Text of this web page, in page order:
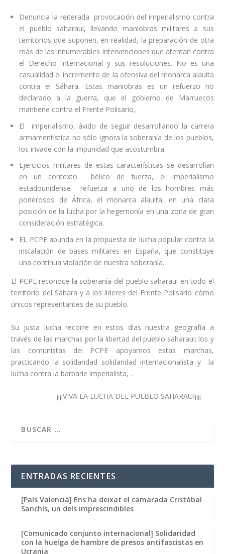
Denuncia la reiterada provocación del imperialismo contra
el pueblo saharaui, llevando maniobras militares a sus
territorios que suponen, en realidad, la preparación de otra
más de las innumerables intervenciones que atentan contra
el Derecho Internacional y sus resoluciones. No es una
casualidad el incremento de la ofensiva del monarca alauita
contra el Sáhara. Estas maniobras es un refuerzo no
declarado a la guerra, que el gobierno de Marruecos
mantiene contra el Frente Polisario,
El imperialismo, ávido de seguir desarrollando la carrera
armamentística no sólo ignora la soberanía de los pueblos,
los invade con la impunidad que acostumbra.
Ejercicios militares de estas características se desarrollan
en un contexto bélico de fuerza, el imperialismo
estadounidense refuerza a uno de los hombres más
poderosos de África, el monarca alauita, en una clara
posición de la lucha por la hegemonía en una zona de gran
consideración estratégica.
EL PCPE abunda en la propuesta de lucha popular contra la
instalación de bases militares en España, que constituye
una continua violación de nuestra soberanía.
El PCPE reconoce la soberanía del pueblo saharaui en todo el
territorio del Sáhara y a los líderes del Frente Polisario cómo
únicos representantes de su pueblo.
Su justa lucha recorre en estos días nuestra geografía a
través de las marchas por la libertad del pueblo saharaui; los y
las comunistas del PCPE apoyamos estas marchas,
practicando la solidaridad solidaridad internacionalista y la
lucha contra la barbarie imperialista, .
¡¡¡¡VIVA LA LUCHA DEL PUEBLO SAHARAUI¡¡¡¡
ENTRADAS RECIENTES
[País Valencià] Ens ha deixat el camarada Cristóbal
Sanchís, un dels imprescindibles
[Comunicado conjunto internacional] Solidaridad
con la huelga de hambre de presos antifascistas en
Ucrania